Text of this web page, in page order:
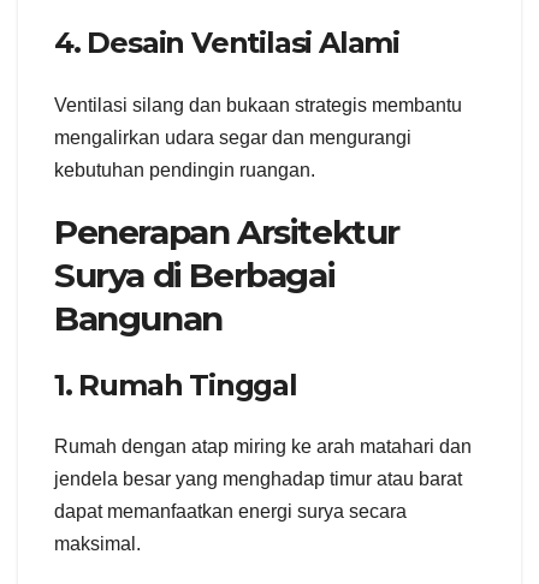
4. Desain Ventilasi Alami
Ventilasi silang dan bukaan strategis membantu
mengalirkan udara segar dan mengurangi
kebutuhan pendingin ruangan.
Penerapan Arsitektur
Surya di Berbagai
Bangunan
1. Rumah Tinggal
Rumah dengan atap miring ke arah matahari dan
jendela besar yang menghadap timur atau barat
dapat memanfaatkan energi surya secara
maksimal.